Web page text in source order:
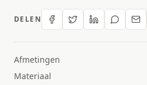
DELEN
Afmetingen
Materiaal